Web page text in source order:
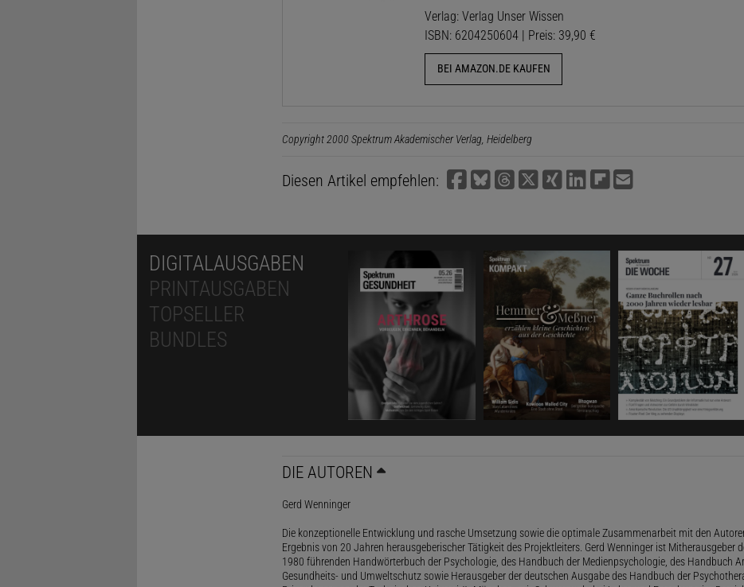
Verlag: Verlag Unser Wissen
ISBN: 6204250604 | Preis: 39,90 €
BEI AMAZON.DE KAUFEN
Copyright 2000 Spektrum Akademischer Verlag, Heidelberg
Diesen Artikel empfehlen:
DIGITALAUSGABEN
PRINTAUSGABEN
TOPSELLER
BUNDLES
DIE AUTOREN
Gerd Wenninger
Die konzeptionelle Entwicklung und rasche Umsetzung sowie die optimale Zusammenarbeit mit den
Ergebnis von 20 Jahren herausgeberischer Tätigkeit des Projektleiters. Gerd Wenninger ist Mitherausgeber
1980 führenden Handwörterbuch der Psychologie, des Handbuch der Medienpsychologie, des Handbuch
Gesundheits- und Umweltschutz sowie Herausgeber der deutschen Ausgabe des Handbuch der